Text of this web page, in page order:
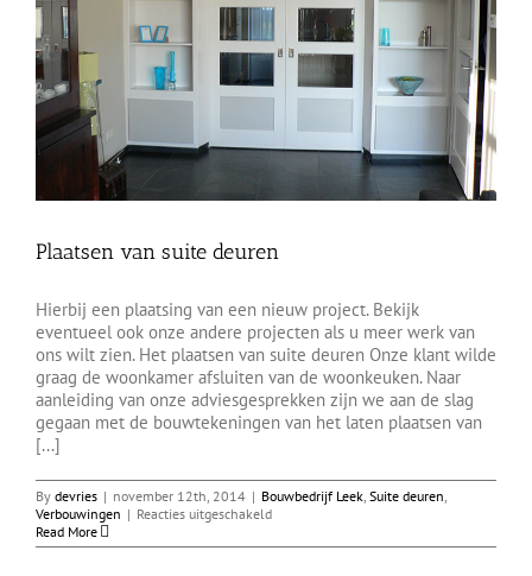
Plaatsen van suite deuren
Hierbij een plaatsing van een nieuw project. Bekijk
eventueel ook onze andere projecten als u meer werk van
ons wilt zien. Het plaatsen van suite deuren Onze klant wilde
graag de woonkamer afsluiten van de woonkeuken. Naar
aanleiding van onze adviesgesprekken zijn we aan de slag
gegaan met de bouwtekeningen van het laten plaatsen van
[...]
By devries | november 12th, 2014 | Bouwbedrijf Leek, Suite deuren,
Verbouwingen | Reacties uitgeschakeldvoor
van
Read More